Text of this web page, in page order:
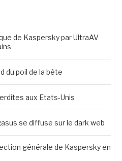
de Kaspersky par UltraAV
du poil de la bête
aux Etats-Unis
se diffuse sur le dark web
générale de Kaspersky en